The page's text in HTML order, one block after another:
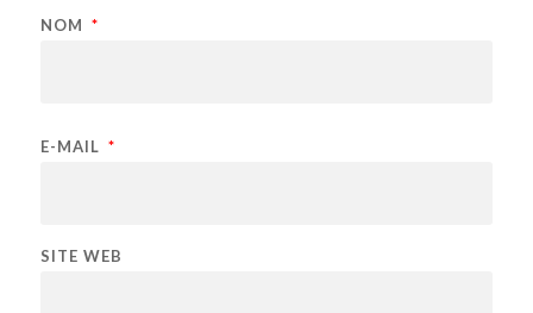
NOM *
E-MAIL *
SITE WEB